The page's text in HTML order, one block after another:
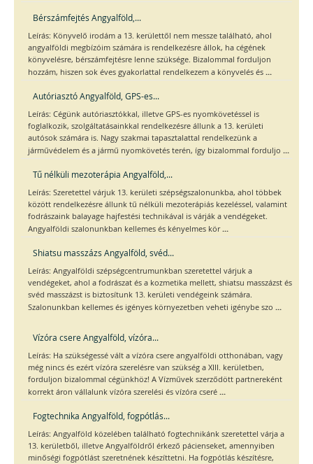
Bérszámfejtés Angyalföld,...
Leírás: Könyvelő irodám a 13. kerülettől nem messze található, ahol
angyalföldi megbízóim számára is rendelkezésre állok, ha cégének
könyvelésre, bérszámfejtésre lenne szüksége. Bizalommal forduljon
hozzám, hiszen sok éves gyakorlattal rendelkezem a könyvelés és ...
Autóriasztó Angyalföld, GPS-es...
Leírás: Cégünk autóriasztókkal, illetve GPS-es nyomkövetéssel is
foglalkozik, szolgáltatásainkkal rendelkezésre állunk a 13. kerületi
autósok számára is. Nagy szakmai tapasztalattal rendelkezünk a
járművédelem és a jármű nyomkövetés terén, így bizalommal forduljo ...
Tű nélküli mezoterápia Angyalföld,...
Leírás: Szeretettel várjuk 13. kerületi szépségszalonunkba, ahol többek
között rendelkezésre állunk tű nélküli mezoterápiás kezeléssel, valamint
fodrászaink balayage hajfestési technikával is várják a vendégeket.
Angyalföldi szalonunkban kellemes és kényelmes kör...
Shiatsu masszázs Angyalföld, svéd...
Leírás: Angyalföldi szépségcentrumunkban szeretettel várjuk a
vendégeket, ahol a fodrászat és a kozmetika mellett, shiatsu masszázst és
svéd masszázst is biztosítunk 13. kerületi vendégeink számára.
Szalonunkban kellemes és igényes környezetben veheti igénybe szo ...
Vízóra csere Angyalföld, vízóra...
Leírás: Ha szükségessé vált a vízóra csere angyalföldi otthonában, vagy
még nincs és ezért vízóra szerelésre van szükség a XIII. kerületben,
forduljon bizalommal cégünkhöz! A Vízművek szerződött partnereként
korrekt áron vállalunk vízóra szerelési és vízóra cseré ...
Fogtechnika Angyalföld, fogpótlás...
Leírás: Angyalföld közelében található fogtechnikánk szeretettel várja a
13. kerületből, illetve Angyalföldről érkező pácienseket, amennyiben
minőségi fogpótlást szeretnének készíttetni. Ha fogpótlás készítésre,